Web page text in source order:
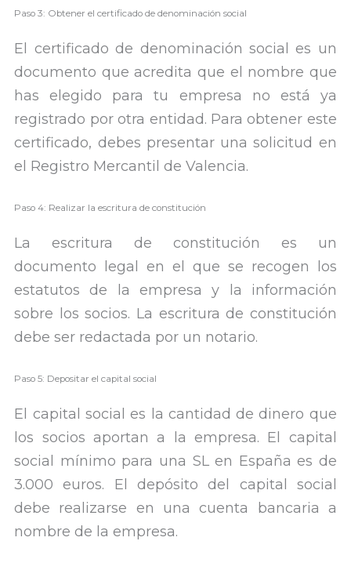
Paso 3: Obtener el certificado de denominación social
El certificado de denominación social es un
documento que acredita que el nombre que
has elegido para tu empresa no está ya
registrado por otra entidad. Para obtener este
certificado, debes presentar una solicitud en
el Registro Mercantil de Valencia.
Paso 4: Realizar la escritura de constitución
La escritura de constitución es un
documento legal en el que se recogen los
estatutos de la empresa y la información
sobre los socios. La escritura de constitución
debe ser redactada por un notario.
Paso 5: Depositar el capital social
El capital social es la cantidad de dinero que
los socios aportan a la empresa. El capital
social mínimo para una SL en España es de
3.000 euros. El depósito del capital social
debe realizarse en una cuenta bancaria a
nombre de la empresa.